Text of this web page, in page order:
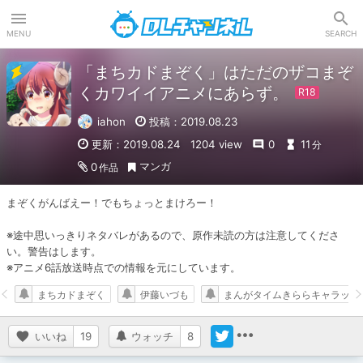
MENU SEARCH
「まちカドまぞく」はただのザコまぞ
くカワイイアニメにあらず。
iahon
投稿：2019.08.23
更新：2019.08.24
1204 view 0 11 分
0作品 マンガ
まぞくがんばえー！でもちょっとまけろー！
※途中思いっきりネタバレがあるので、原作未読の方は注意してくださ
い。警告はします。
※アニメ6話放送時点での情報を元にしています。
いいね 19 ウォッチ 8
まちカドまぞく 伊藤いづも まんがタイムきららキャラット